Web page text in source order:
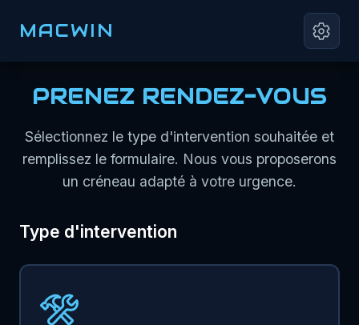
MACWIN
PRENEZ RENDEZ-VOUS
Sélectionnez le type d'intervention souhaitée et
remplissez le formulaire. Nous vous proposerons
un créneau adapté à votre urgence.
Type d'intervention